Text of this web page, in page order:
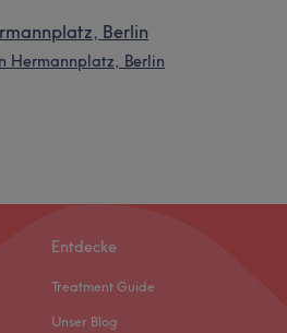
Berlin
Hermannplatz, Berlin
Entdecke
Treatment Guide
Unser Blog